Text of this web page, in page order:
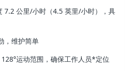
7.2 公里/小时（4.5 英里/小时），具
，维护简单
运动范围，确保工作人员*定位